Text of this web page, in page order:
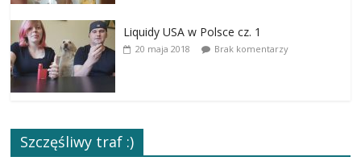
Liquidy USA w Polsce cz. 1
20 maja 2018 Brak komentarzy
Szczęśliwy traf :)